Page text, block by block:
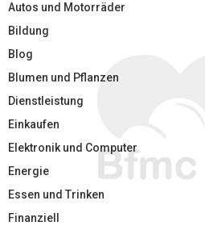
Autos und Motorräder
Bildung
Blog
Blumen und Pflanzen
Dienstleistung
Einkaufen
Elektronik und Computer
Energie
Essen und Trinken
Finanziell